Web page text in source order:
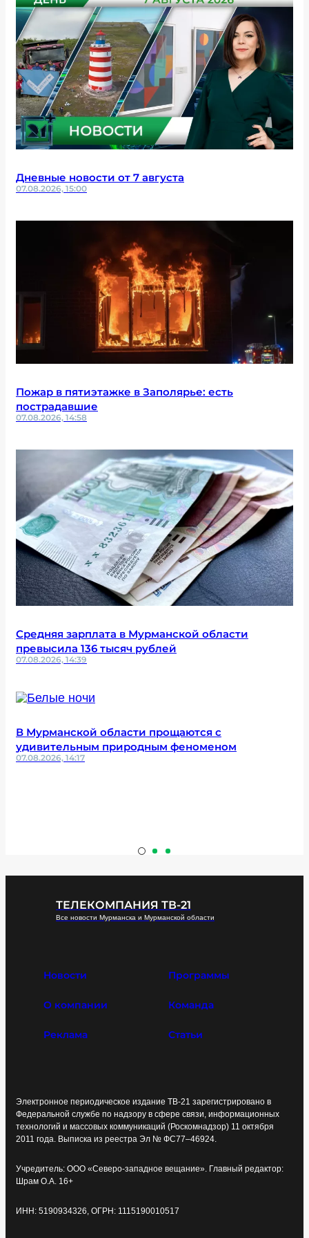
Дневные новости от 7 августа
07.08.2026, 15:00
Пожар в пятиэтажке в Заполярье: есть
пострадавшие
07.08.2026, 14:58
Средняя зарплата в Мурманской области
превысила 136 тысяч рублей
07.08.2026, 14:39
В Мурманской области прощаются с
удивительным природным феноменом
07.08.2026, 14:17
ТЕЛЕКОМПАНИЯ ТВ-21
Все новости Мурманска и Мурманской области
Новости Программы
О компании Команда
Реклама Статьи
Электронное периодическое издание ТВ-21 зарегистрировано в
Федеральной службе по надзору в сфере связи, информационных
технологий и массовых коммуникаций (Роскомнадзор) 11 октября
2011 года. Выписка из реестра Эл № ФС77–46924.
Учредитель: ООО «Северо-западное вещание». Главный редактор:
Шрам О.А. 16+
ИНН: 5190934326, ОГРН: 1115190010517